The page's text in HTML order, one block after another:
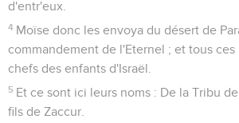
d'entr'eux.
4 Moïse donc les envoya du désert de
commandement de l'Eternel ; et tous
chefs des enfants d'Israël.
5 Et ce sont ici leurs noms : De la Tribu de
fils de Zaccur.